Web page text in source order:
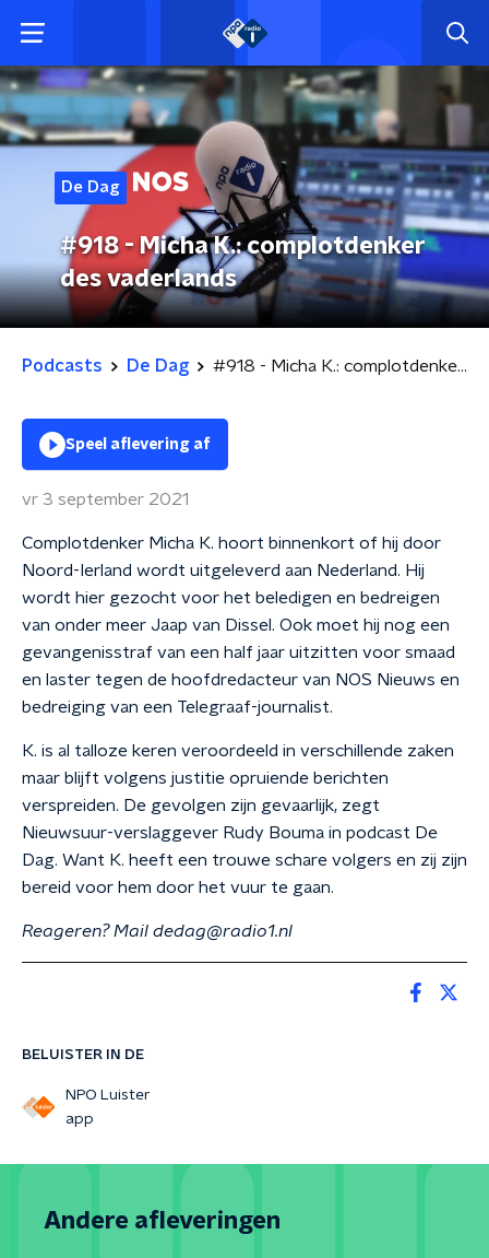
De Dag
#918 - Micha K.: complotdenker
des vaderlands
Podcasts De Dag #918 - Micha K.: complotdenker des vaderlands
BELUISTER IN DE
NPO Luister
app
Speel aflevering af
vr 3 september 2021
Complotdenker Micha K. hoort binnenkort of hij door
Noord-Ierland wordt uitgeleverd aan Nederland. Hij
wordt hier gezocht voor het beledigen en bedreigen
van onder meer Jaap van Dissel. Ook moet hij nog een
gevangenisstraf van een half jaar uitzitten voor smaad
en laster tegen de hoofdredacteur van NOS Nieuws en
bedreiging van een Telegraaf-journalist.
K. is al talloze keren veroordeeld in verschillende zaken
maar blijft volgens justitie opruiende berichten
verspreiden. De gevolgen zijn gevaarlijk, zegt
Nieuwsuur-verslaggever Rudy Bouma in podcast De
Dag. Want K. heeft een trouwe schare volgers en zij zijn
bereid voor hem door het vuur te gaan.
Reageren? Mail dedag@radio1.nl
Andere afleveringen